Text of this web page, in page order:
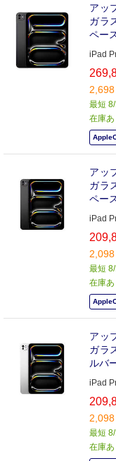
アッ
ガラ
ペー
iPad
2,698
最短
在庫あ
アッ
ガラ
ペー
iPad
2,098
最短
在庫あ
アッ
ガラ
ルバ
iPad
2,098
最短
在庫あ